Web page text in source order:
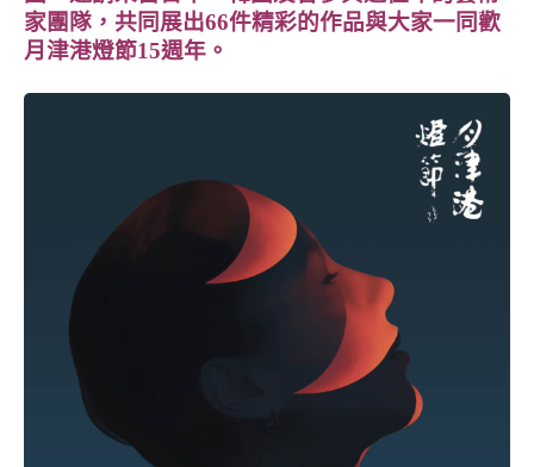
家團隊，共同展出66件精彩的作品與大家一同歡
月津港燈節15週年。